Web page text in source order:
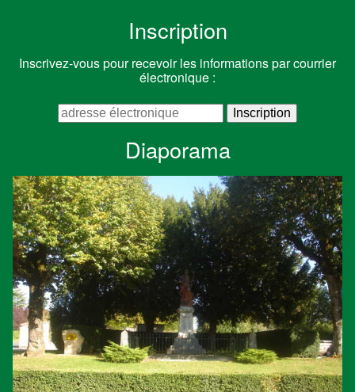
Inscription
Inscrivez-vous pour recevoir les informations par courrier
électronique :
Diaporama